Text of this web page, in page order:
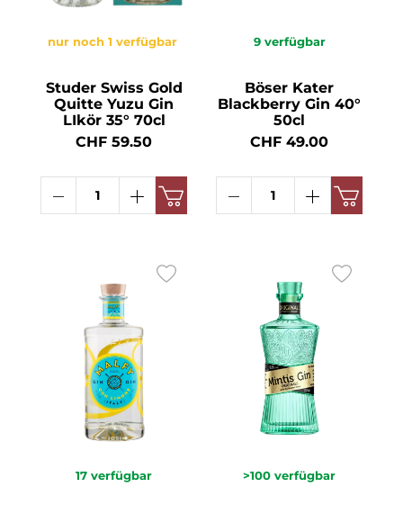
nur noch 1 verfügbar
Studer Swiss Gold
Quitte Yuzu Gin
LIkör 35° 70cl
CHF 59.50
9 verfügbar
Böser Kater
Blackberry Gin 40°
50cl
CHF 49.00
17 verfügbar >100 verfügbar